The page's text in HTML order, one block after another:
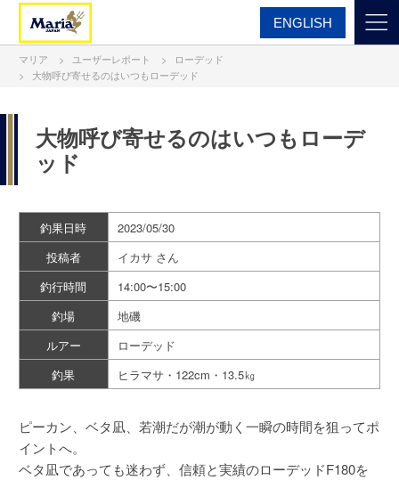
ENGLISH
マリア ユーザーレポート
ローデッド
大物呼び寄せるのはいつもローデッド
大物呼び寄せるのはいつもローデ
ッド
釣果日時
2023/05/30
投稿者
イカサ さん
釣行時間
14:00〜15:00
釣場
地磯
ルアー
ローデッド
釣果
ヒラマサ・122cm・13.5㎏
ピーカン、ベタ凪、若潮だが潮が動く一瞬の時間を狙ってポ
イントへ。
ベタ凪であっても迷わず、信頼と実績のローデッドF180を